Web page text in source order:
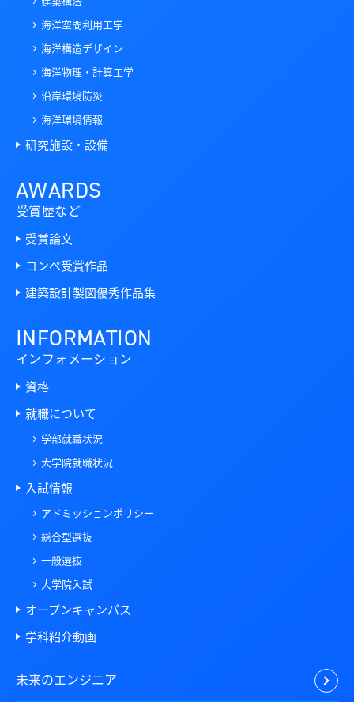
海洋空間利用工学
海洋構造デザイン
海洋物理・計算工学
沿岸環境防災
海洋環境情報
研究施設・設備
AWARDS
受賞歴など
受賞論文
コンペ受賞作品
建築設計製図優秀作品集
INFORMATION
インフォメーション
資格
就職について
学部就職状況
大学院就職状況
入試情報
アドミッションポリシー
総合型選抜
一般選抜
大学院入試
オープンキャンパス
学科紹介動画
未来のエンジニア